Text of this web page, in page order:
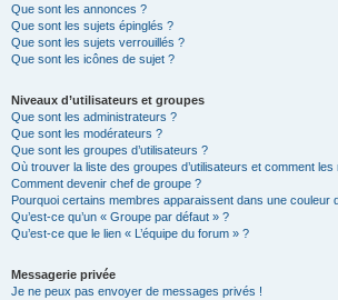
Que sont les annonces ?
Que sont les sujets épinglés ?
Que sont les sujets verrouillés ?
Que sont les icônes de sujet ?
Niveaux d’utilisateurs et groupes
Que sont les administrateurs ?
Que sont les modérateurs ?
Que sont les groupes d’utilisateurs ?
Où trouver la liste des groupes d’utilisateurs et comment les
Comment devenir chef de groupe ?
Pourquoi certains membres apparaissent dans une couleur
Qu’est-ce qu’un « Groupe par défaut » ?
Qu’est-ce que le lien « L’équipe du forum » ?
Messagerie privée
Je ne peux pas envoyer de messages privés !